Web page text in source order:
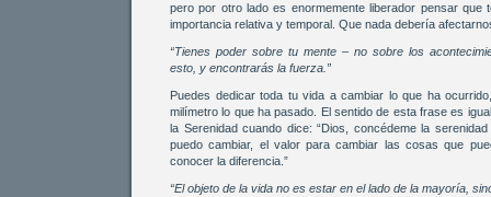
pero por otro lado es enormemente liberador pensar que
importancia relativa y temporal. Que nada debería
“Tienes poder sobre tu mente – no sobre los
esto, y encontrarás la fuerza.”
Puedes dedicar toda tu vida a cambiar lo que ha
milímetro lo que ha pasado. El sentido de esta frase es
la Serenidad cuando dice: “Dios, concédeme la
puedo cambiar, el valor para cambiar las cosas que
conocer la diferencia.”
“El objeto de la vida no es estar en el lado de la mayoría,